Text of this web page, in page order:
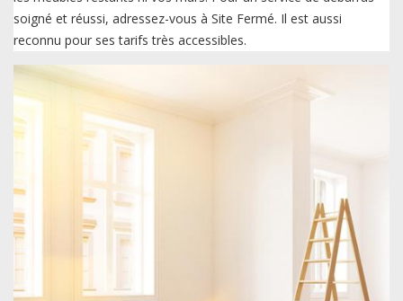
soigné et réussi, adressez-vous à Site Fermé. Il est aussi
reconnu pour ses tarifs très accessibles.